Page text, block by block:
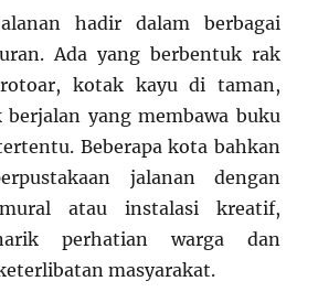
hadir dalam berbagai
Ada yang berbentuk rak
kotak kayu di taman,
berjalan yang membawa buku
Beberapa kota bahkan
jalanan dengan
atau instalasi kreatif,
perhatian warga dan
masyarakat.